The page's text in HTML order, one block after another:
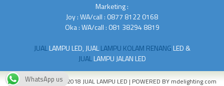
Marketing :
Joy : WA/call : 0877 8122 0168
Oka : WA/call : 081 38294 8819
JUALLAMPU LED, JUALLAMPU KOLAM RENANG LED &
JUALLAMPU JALAN LED
COPYRIGHT © 2010 - 2018 JUAL LAMPU LED | POWERED BY mdelighting.com
WhatsApp us